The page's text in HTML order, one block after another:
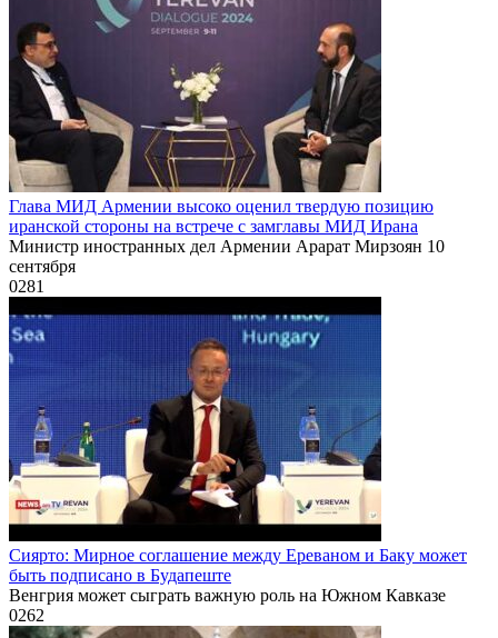
Глава МИД Армении высоко оценил твердую позицию
иранской стороны на встрече с замглавы МИД Ирана
Министр иностранных дел Армении Арарат Мирзоян 10
сентября
0281
Сиярто: Мирное соглашение между Ереваном и Баку может
быть подписано в Будапеште
Венгрия может сыграть важную роль на Южном Кавказе
0262